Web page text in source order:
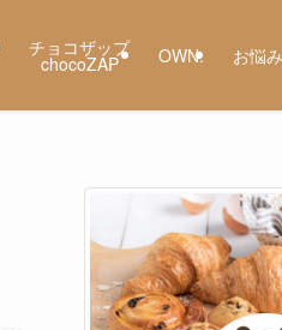
チョコザップ
chocoZAP OWN. お悩